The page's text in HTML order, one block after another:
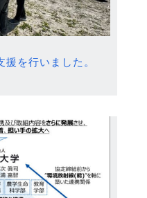
を行いました。